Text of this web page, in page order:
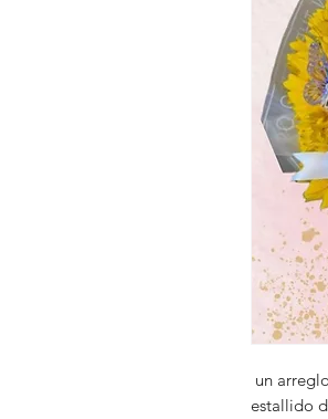
un
estallido